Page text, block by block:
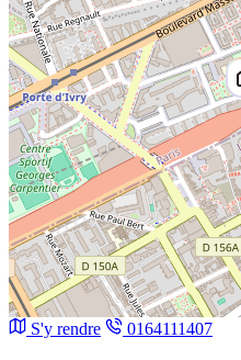
S'y rendre 0164111407